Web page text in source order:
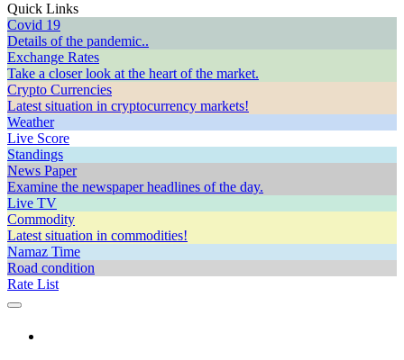
Quick Links
Covid 19
Details of the pandemic..
Exchange Rates
Take a closer look at the heart of the market.
Crypto Currencies
Latest situation in cryptocurrency markets!
Weather
Live Score
Standings
News Paper
Examine the newspaper headlines of the day.
Live TV
Commodity
Latest situation in commodities!
Namaz Time
Road condition
Rate List